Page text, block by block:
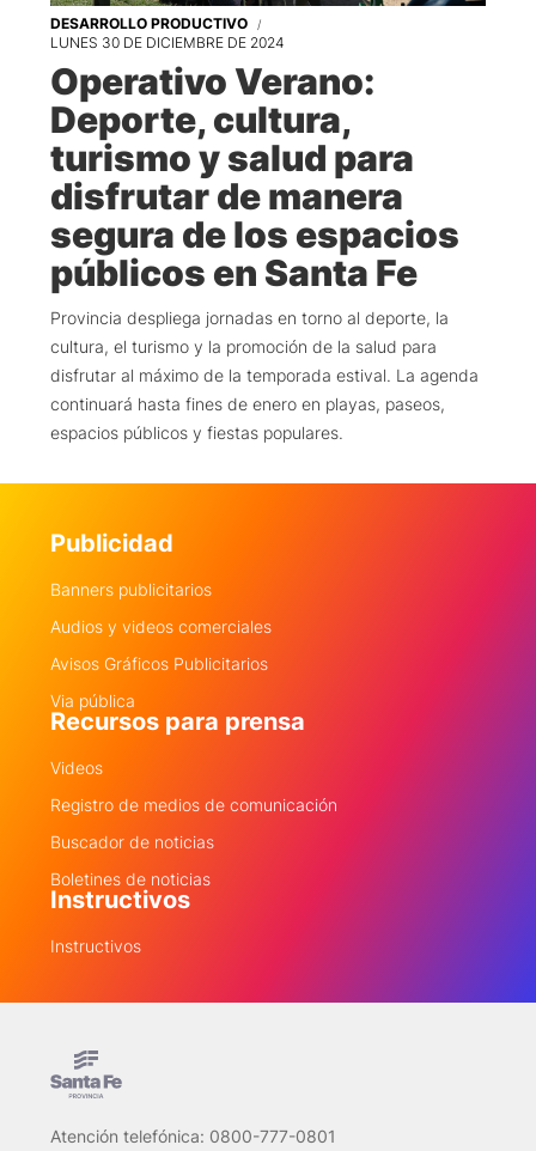
DESARROLLO PRODUCTIVO
LUNES 30 DE DICIEMBRE DE 2024
Operativo Verano:
Deporte, cultura,
turismo y salud para
disfrutar de manera
segura de los espacios
públicos en Santa Fe
Provincia despliega jornadas en torno al deporte, la
cultura, el turismo y la promoción de la salud para
disfrutar al máximo de la temporada estival. La agenda
continuará hasta fines de enero en playas, paseos,
espacios públicos y fiestas populares.
Publicidad
Banners publicitarios
Audios y videos comerciales
Avisos Gráficos Publicitarios
Via pública
Recursos para prensa
Videos
Registro de medios de comunicación
Buscador de noticias
Boletines de noticias
Instructivos
Instructivos
Atención telefónica: 0800-777-0801